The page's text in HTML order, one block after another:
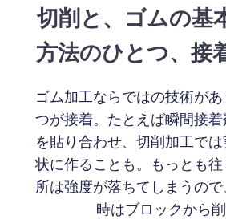
切削と、ゴムの基
方法のひとつ、接
ゴム加工ならではの技術が
つが接着。たとえば瞬間接
を貼り合わせ、切削加工で
状に作ることも。もっとも
所は強度が落ちてしまうの
時はブロックから